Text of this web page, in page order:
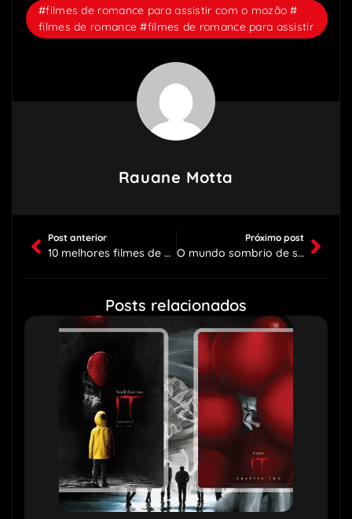
#filmes de romance para assistir com o mozão #
filmes de romance #filmes de romance para assistir
Rauane Motta
Post anterior
10 melhores filmes de ação 2024
Próximo post
O mundo sombrio de sabrina: 10 mensagens subliminares
Posts relacionados